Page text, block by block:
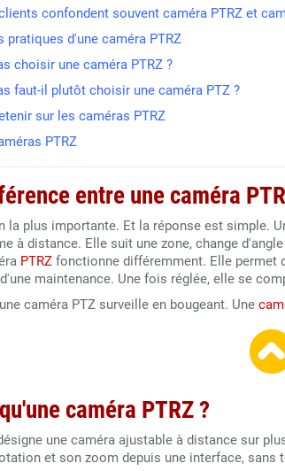
confondent souvent caméra PTRZ et
pratiques d'une caméra PTRZ
choisir une caméra PTRZ ?
faut-il plutôt choisir une caméra PTZ ?
sur les caméras PTRZ
PTRZ
entre une caméra
la plus importante. Et la réponse est simple.
à distance. Elle suit une zone, change
PTRZ fonctionne différemment. Elle permet
maintenance. Une fois réglée, elle se
caméra PTZ surveille en bougeant. Une
caméra PTRZ ?
une caméra ajustable à distance sur
et son zoom depuis une interface, sans